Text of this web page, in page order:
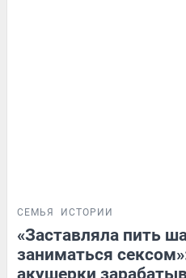
СЕМЬЯ ИСТОРИИ
«Заставляла пить
заниматься